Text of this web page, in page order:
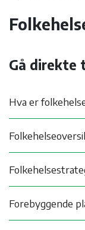
Gå direkte
Hva er
Forebyggende